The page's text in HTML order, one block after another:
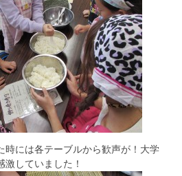
時には各テーブルから歓声が！大学
していました！